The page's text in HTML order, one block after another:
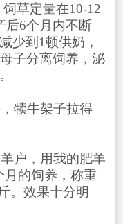
草定量在10-12
后6个月内不断
少到1顿供奶，
子分离饲养，泌
犊牛架子拉得
户，用我的肥羊
月的饲养，称重
。效果十分明